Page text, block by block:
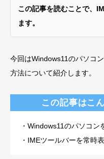
この記事を読むことで、
ます。
今回はWindows11のパソコ
方法について紹介します。
この記事はこ
・Windows11のパソコン
・IMEツールバーを常時